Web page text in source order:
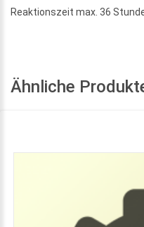
Reaktionszeit max. 36
Ähnliche